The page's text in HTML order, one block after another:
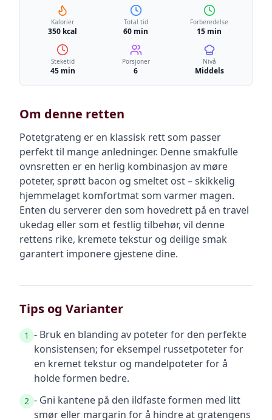
Kalorier
350 kcal
Total tid
60 min
Forberedelse
15 min
Steketid
45 min
Porsjoner
6
Nivå
Middels
Om denne retten
Potetgrateng er en klassisk rett som passer
perfekt til mange anledninger. Denne smakfulle
ovnsretten er en herlig kombinasjon av møre
poteter, sprøtt bacon og smeltet ost – skikkelig
hjemmelaget komfortmat som varmer magen.
Enten du serverer den som hovedrett på en travel
ukedag eller som et festlig tilbehør, vil denne
rettens rike, kremete tekstur og deilige smak
garantert imponere gjestene dine.
Tips og Varianter
1 - Bruk en blanding av poteter for den perfekte
konsistensen; for eksempel russetpoteter for
en kremet tekstur og mandelpoteter for å
holde formen bedre.
2 - Gni kantene på den ildfaste formen med litt
smør eller margarin for å hindre at gratengens